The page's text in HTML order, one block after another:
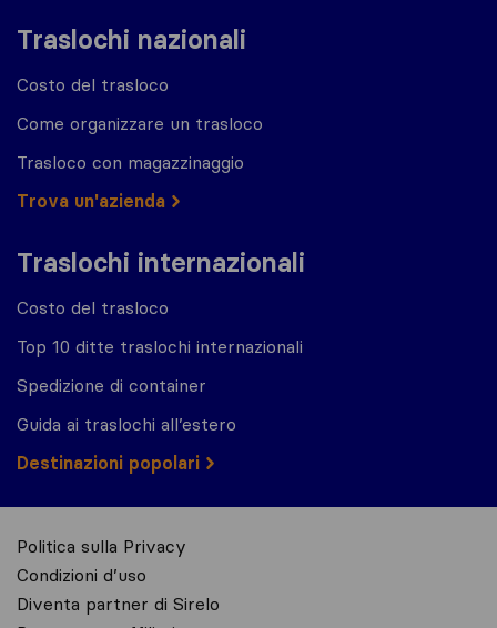
Traslochi nazionali
Costo del trasloco
Come organizzare un trasloco
Trasloco con magazzinaggio
Trova un'azienda
Traslochi internazionali
Costo del trasloco
Top 10 ditte traslochi internazionali
Spedizione di container
Guida ai traslochi all’estero
Destinazioni popolari
Politica sulla Privacy
Condizioni d’uso
Diventa partner di Sirelo